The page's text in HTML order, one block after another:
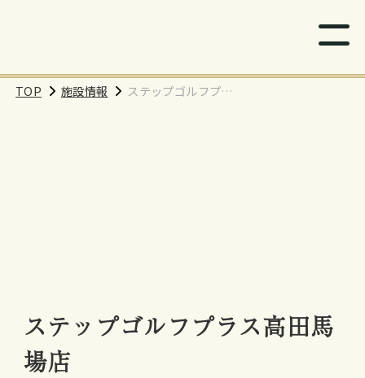
TOP 施設情報
ステップゴルフプラ
ステップゴルフプラス高田馬
場店